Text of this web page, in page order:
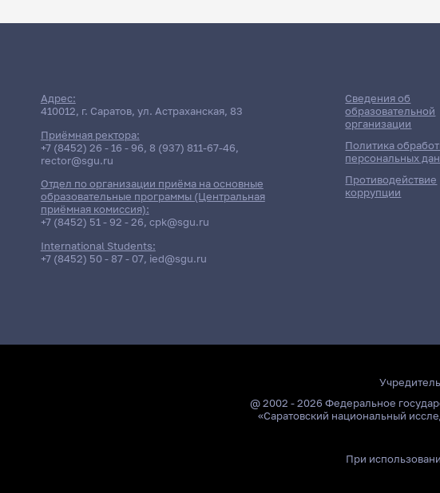
Адрес:
410012, г. Саратов, ул. Астраханская, 83
Приёмная ректора:
+7 (8452) 26 - 16 - 96, 8 (937) 811-67-46,
rector@sgu.ru
Отдел по организации приёма на основные
образовательные программы (Центральная
приёмная комиссия):
+7 (8452) 51 - 92 - 26, cpk@sgu.ru
International Students:
+7 (8452) 50 - 87 - 07, ied@sgu.ru
Сведения об
образовательной
организации
Политика
персональных
Противодействие
коррупции
@ 2002 - 2026 Федеральное
«Саратовский национальный
При